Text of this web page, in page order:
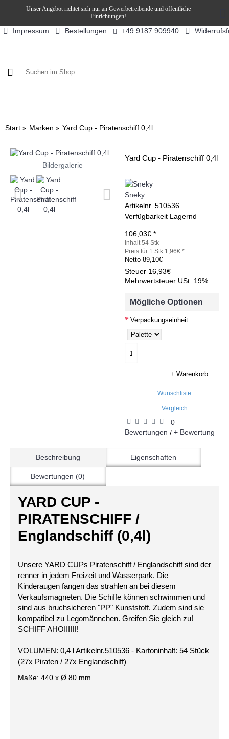
Unser Angebot richtet sich nur an Gewerbetreibende und öffentliche
Einrichtungen!
Impressum Bestellungen +49 9187 909940
Start Marken Yard Cup - Piratenschiff 0,4l
Bildergalerie
Yard Cup - Piratenschiff 0,4l
Sneky
Artikelnr. 510536
Verfügbarkeit Lagernd
106,03€ *
Inhalt 54 Stk
Preis für 1 Stk 1,96€ *
Netto 89,10€
Steuer 16,93€
Mehrwertsteuer USt. 19%
Mögliche Optionen
Verpackungseinheit
+ Warenkorb
+ Wunschliste
+ Vergleich
0
Bewertungen / + Bewertung
Beschreibung Eigenschaften
Bewertungen (0)
YARD CUP -
PIRATENSCHIFF /
Englandschiff (0,4l)
Unsere YARD CUPs Piratenschiff / Englandschiff sind der
renner in jedem Freizeit und Wasserpark. Die
Kinderaugen fangen das strahlen an bei diesem
Verkaufsmagneten. Die Schiffe können schwimmen und
sind aus bruchsicheren "PP" Kunststoff. Zudem sind sie
kompatibel zu Legomännchen. Greifen Sie gleich zu!
SCHIFF AHOIIIIII!
VOLUMEN: 0,4 l Artikelnr.510536 - Kartoninhalt: 54 Stück
(27x Piraten / 27x Englandschiff)
Maße: 440 x Ø 80 mm